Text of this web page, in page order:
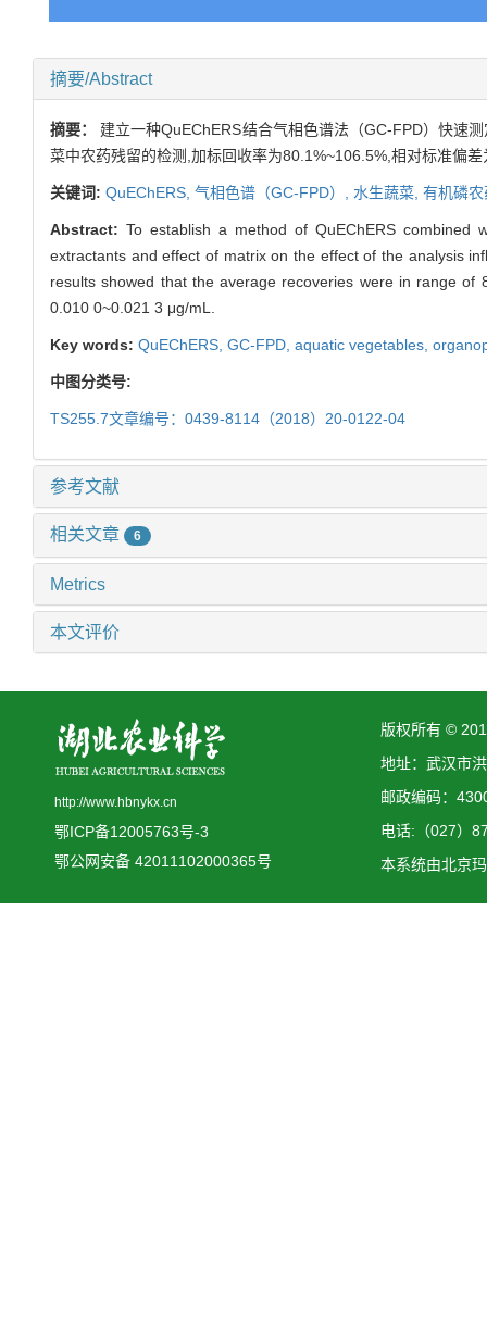
摘要/Abstract
摘要： 建立一种QuEChERS结合气相色谱法（GC-FPD）快速
菜中农药残留的检测,加标回收率为80.1%~106.5%,相对标准偏
关键词: QuEChERS, 气相色谱（GC-FPD）, 水生蔬菜, 有机磷
Abstract:To establish a method of QuEChERS
extractants and effect of matrix on the effect of the analysis
results showed that the average recoveries were in range of
0.010 0~0.021 3 μg/mL.
Key words: QuEChERS, GC-FPD, aquatic vegetables,
中图分类号:
TS255.7文章编号：0439-8114（2018）20-0122-04
参考文献
相关文章 6
Metrics
本文评价
http://www.hbnykx.cn
鄂ICP备12005763号-3
鄂公网安备 42011102000365号
版权所有 ©
地址：武汉市
邮政编码：
电话:（027）
本系统由北京